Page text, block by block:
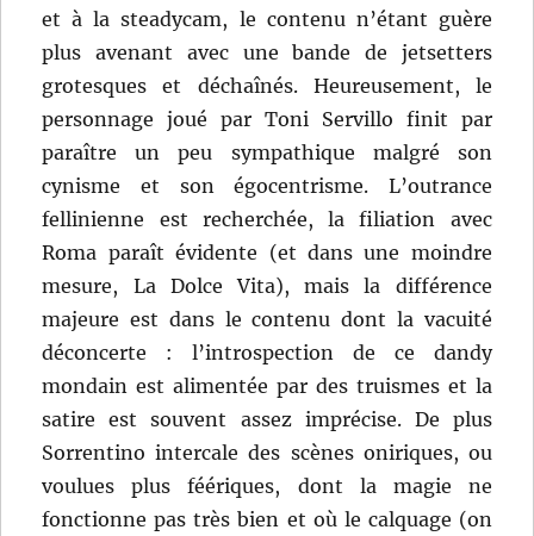
et à la steadycam, le contenu n’étant guère
plus avenant avec une bande de jetsetters
grotesques et déchaînés. Heureusement, le
personnage joué par Toni Servillo finit par
paraître un peu sympathique malgré son
cynisme et son égocentrisme. L’outrance
fellinienne est recherchée, la filiation avec
Roma paraît évidente (et dans une moindre
mesure, La Dolce Vita), mais la différence
majeure est dans le contenu dont la vacuité
déconcerte : l’introspection de ce dandy
mondain est alimentée par des truismes et la
satire est souvent assez imprécise. De plus
Sorrentino intercale des scènes oniriques, ou
voulues plus féériques, dont la magie ne
fonctionne pas très bien et où le calquage (on